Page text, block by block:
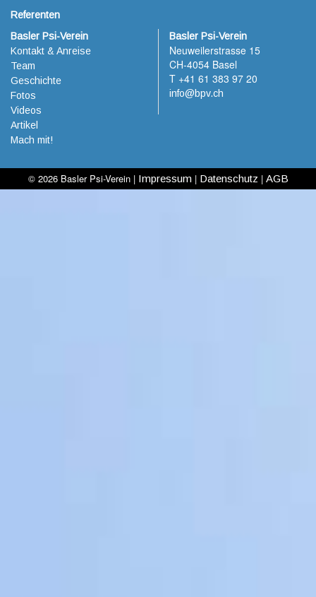
Referenten
Basler Psi-Verein
Kontakt & Anreise
Team
Geschichte
Fotos
Videos
Artikel
Mach mit!
Basler Psi-Verein
Neuweilerstrasse 15
CH-4054 Basel
T +41 61 383 97 20
info@bpv.ch
© 2026 Basler Psi-Verein | Impressum| Datenschutz | AGB